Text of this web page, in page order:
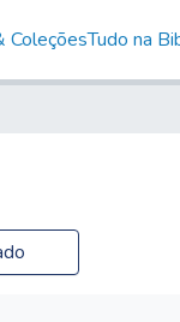
ColeçõesTudo na